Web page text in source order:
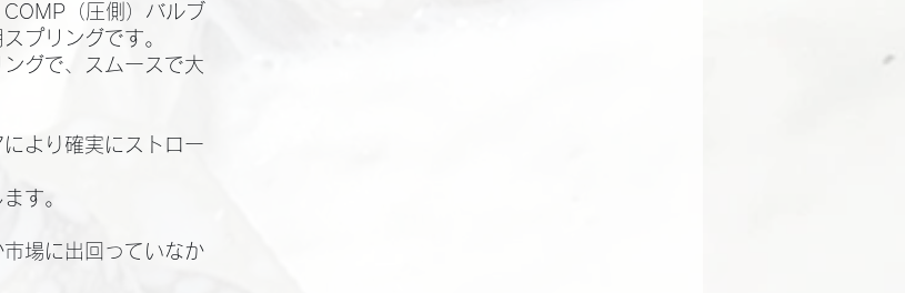
（圧側）バルブ
プリングです。
グで、スムースで大
より確実にストロー
す。
場に出回っていなか